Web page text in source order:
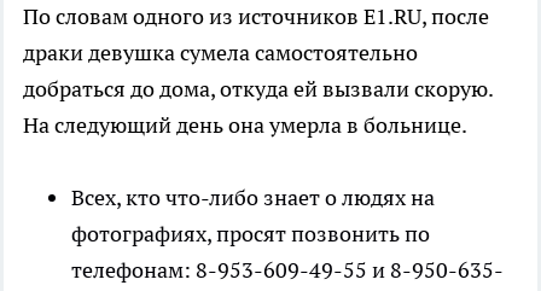
По словам одного из источников Е1.RU, после
драки девушка сумела самостоятельно
добраться до дома, откуда ей вызвали скорую.
На следующий день она умерла в больнице.
Всех, кто что-либо знает о людях на
фотографиях, просят позвонить по
телефонам: 8-953-609-49-55 и 8-950-635-